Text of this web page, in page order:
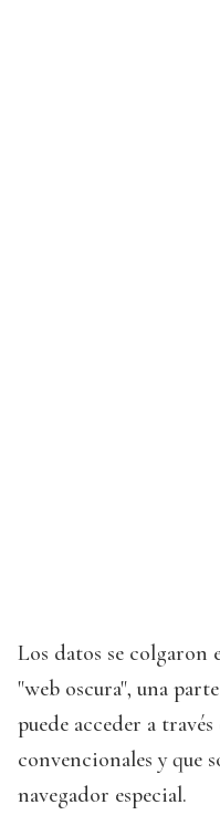
Los datos se
"web oscura", una
puede acceder a
convencionales y que
navegador especial.